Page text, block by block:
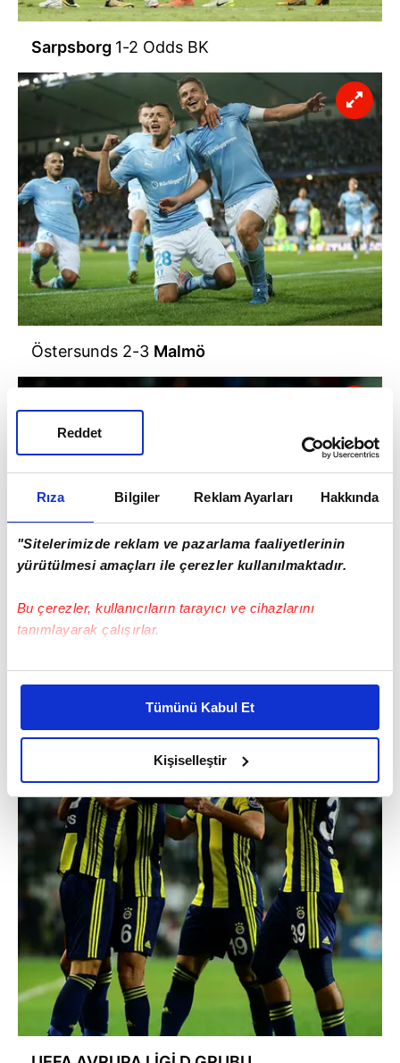
Rıza Bilgiler Reklam Ayarları Hakkında
"Sitelerimizde reklam ve pazarlama faaliyetlerinin
yürütülmesi amaçları ile çerezler kullanılmaktadır.
Bu çerezler, kullanıcıların tarayıcı ve cihazlarını
tanımlayarak çalışırlar.
Bu çerezlere izin vermeniz halinde sizlere özel
daha iyi reklam deneyimi yaşatabiliriz. Bunu yaparken
amacımızın size daha iyi bir reklam deneyimi sunmak
olduğunu ve sizlere en iyi içerikleri sunabilmek adına
elimizden gelen çabayı gösterdiğimizi ve bu noktada,
reklamların maliyetlerimizi karşılamak noktasında tek gelir
kalemimiz olduğunu sizlere hatırlatmak isteriz.
Her halükârda, kullanıcılar, bu çerezlere izin vermedikleri
takdirde, kullanıcılara hedefli reklamlar
gösterilmeyecektir."
Sizlere daha iyi bir hizmet sunabilmek için İnternet
Sitemizde kendimize ve üçüncü kişilere ait çerezler
kullanılmaktadır. Bu çerezler vasıtasıyla çeşitli kişisel
verileriniz işlenmekte olup gerekli olan çerezler bilgi
toplumu hizmetlerinin sunulması amacıyla
kullanılmaktadır. Diğer çerezler, sitemizin daha işlevsel
Tümünü Kabul Et
Kişiselleştir
Reddet
Sarpsborg 1-2 Odds BK
Östersunds 2-3 Malmö